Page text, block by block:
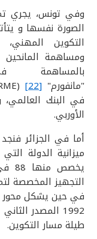
وفي تونس، يجري
الصورة نفسها و
التكوين المهني،
ومساهمة المانحين
بالمساهمة
"مانفورم" [22]
في البنك العالمي،
الأوربي.
أما في الجزائر
ميزانية الدولة
التجهيز المخصصة
في حين يشكل محور
1992 المصدر
طيلة مسار التكوين.